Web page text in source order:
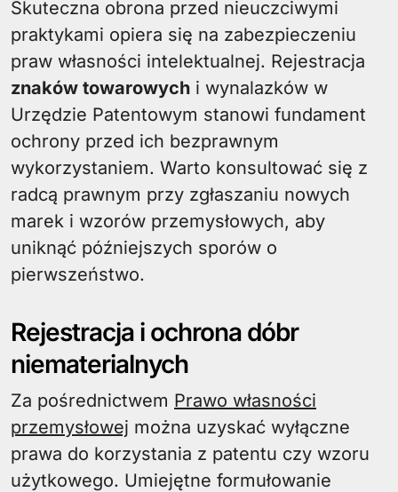
Skuteczna obrona przed nieuczciwymi
praktykami opiera się na zabezpieczeniu
praw własności intelektualnej. Rejestracja
znaków towarowych i wynalazków w
Urzędzie Patentowym stanowi fundament
ochrony przed ich bezprawnym
wykorzystaniem. Warto konsultować się z
radcą prawnym przy zgłaszaniu nowych
marek i wzorów przemysłowych, aby
uniknąć późniejszych sporów o
pierwszeństwo.
Rejestracja i ochrona dóbr
niematerialnych
Za pośrednictwem Prawo własności
przemysłowej można uzyskać wyłączne
prawa do korzystania z patentu czy wzoru
użytkowego. Umiejętne formułowanie